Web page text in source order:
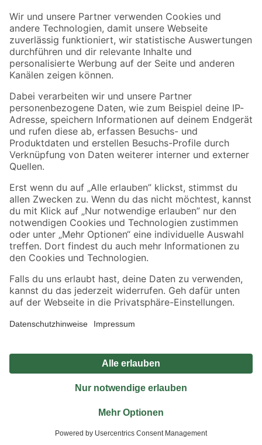
Der toom Newsletter: Keine Angebote und Aktionen mehr verpassen!
Zur Newsletter Anmeldung
Folge uns
Zahlungsarten Versandarten
Sicher einkaufen
Jetzt die toom-App herunterladen
Alle Preisangaben in EUR inkl. gesetzl. MwSt.. Die dargestellten Angebote sind unter
Umständen nicht in allen Märkten verfügbar. Die angegebenen Verfügbarkeiten beziehen
Produkte nur solange der Vorrat reicht.
*Paketversand ab 59 € versandkostenfrei, gilt nicht für Artikel mit Speditionsversand, hier
Privatsphäre Impressum
Nutzungsbedingungen
Widerrufsrecht
Vertrag widerrufen
© 2026 toom Baumarkt GmbH